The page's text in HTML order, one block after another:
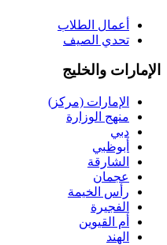
أعمال الطلاب
تحدي الصيف
الإمارات والخليج
الإمارات (مركز)
منهج الوزارة
دبي
أبوظبي
الشارقة
عجمان
رأس الخيمة
الفجيرة
أم القيوين
الهند